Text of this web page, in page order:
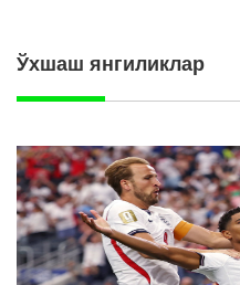
Ўхшаш янгиликлар